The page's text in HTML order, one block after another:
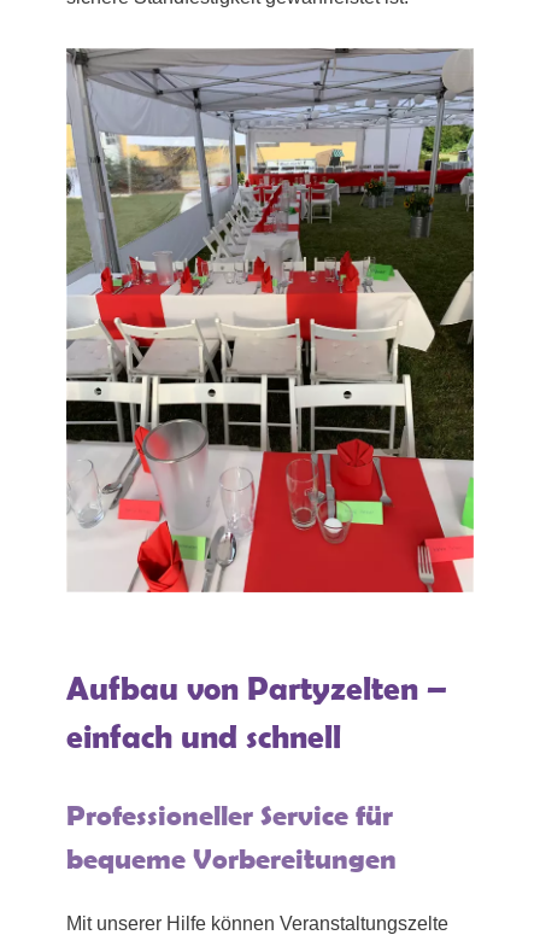
Aufbau von Partyzelten –
einfach und schnell
Professioneller Service für
bequeme Vorbereitungen
Mit unserer Hilfe können Veranstaltungszelte